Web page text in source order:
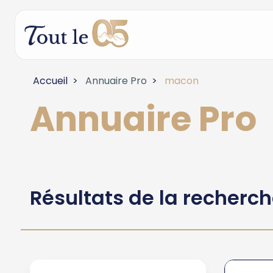
Accueil Annuaire Pro macon
Annuaire Pro
Résultats de la